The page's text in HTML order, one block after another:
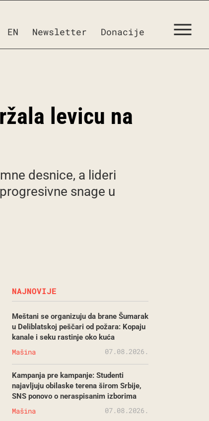
EN Newsletter Donacije
levicu na
desnice, a lideri
snage u
NAJNOVIJE
Meštani se organizuju da brane Šumarak
u Deliblatskoj peščari od požara: Kopaju
kanale i seku rastinje oko kuća
Mašina 07.08.2026.
Kampanja pre kampanje: Studenti
najavljuju obilaske terena širom Srbije,
SNS ponovo o neraspisanim izborima
Mašina 07.08.2026.